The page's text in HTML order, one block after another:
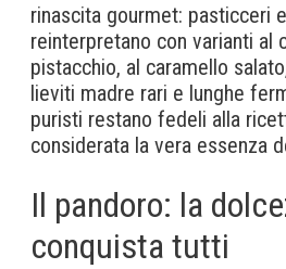
rinascita gourmet: pasticceri
reinterpretano con varianti al
pistacchio, al caramello
lieviti madre rari e lunghe
puristi restano fedeli alla
considerata la vera essenza
Il pandoro: la
conquista tutti